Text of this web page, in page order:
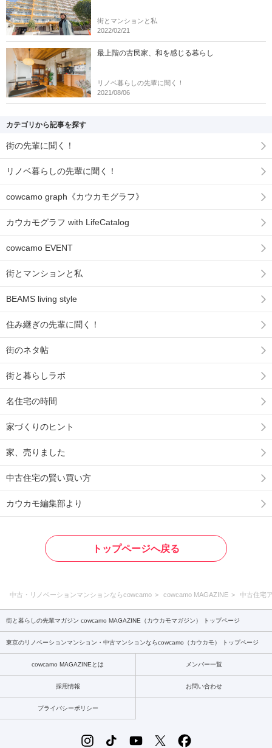
街とマンションと私
2022/02/21
最上階の古民家、和を感じる暮らし
リノベ暮らしの先輩に聞く！
2021/08/06
カテゴリから記事を探す
街の先輩に聞く！
リノベ暮らしの先輩に聞く！
cowcamo graph《カウカモグラフ》
カウカモグラフ with LifeCatalog
cowcamo EVENT
街とマンションと私
BEAMS living style
住み継ぎの先輩に聞く！
街のネタ帖
街と暮らしラボ
名住宅の時間
家づくりのヒント
家、売りました
中古住宅の賢い買い方
カウカモ編集部より
トップページへ戻る
中古・リノベーションマンションならcowcamo cowcamo MAGAZINE 中古住宅
街と暮らしの先輩マガジン cowcamo MAGAZINE（カウカモマガジン） トップページ
東京のリノベーションマンション・中古マンションならcowcamo（カウカモ） トップページ
cowcamo MAGAZINEとは メンバー一覧
採用情報 お問い合わせ
プライバシーポリシー